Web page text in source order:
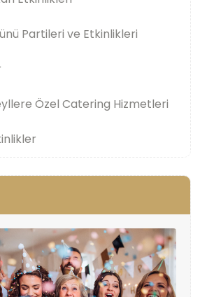
Partileri ve Etkinlikleri
Özel Catering Hizmetleri